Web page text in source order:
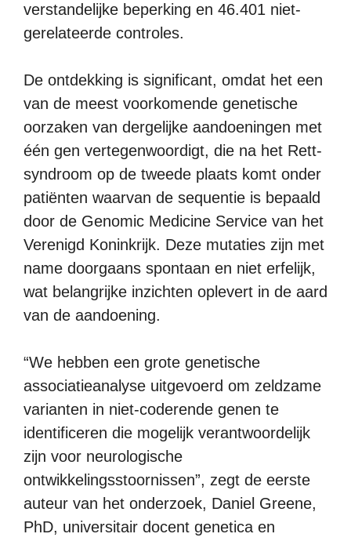
verstandelijke beperking en 46.401 niet-
gerelateerde controles.
De ontdekking is significant, omdat het een
van de meest voorkomende genetische
oorzaken van dergelijke aandoeningen met
één gen vertegenwoordigt, die na het Rett-
syndroom op de tweede plaats komt onder
patiënten waarvan de sequentie is bepaald
door de Genomic Medicine Service van het
Verenigd Koninkrijk. Deze mutaties zijn met
name doorgaans spontaan en niet erfelijk,
wat belangrijke inzichten oplevert in de aard
van de aandoening.
“We hebben een grote genetische
associatieanalyse uitgevoerd om zeldzame
varianten in niet-coderende genen te
identificeren die mogelijk verantwoordelijk
zijn voor neurologische
ontwikkelingsstoornissen”, zegt de eerste
auteur van het onderzoek, Daniel Greene,
PhD, universitair docent genetica en